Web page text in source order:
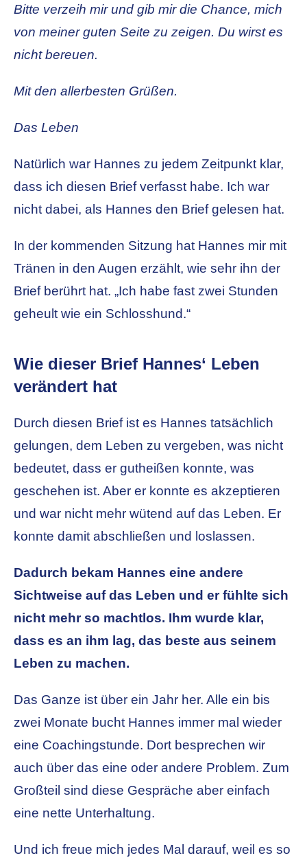
Bitte verzeih mir und gib mir die Chance, mich
von meiner guten Seite zu zeigen. Du wirst es
nicht bereuen.
Mit den allerbesten Grüßen.
Das Leben
Natürlich war Hannes zu jedem Zeitpunkt klar,
dass ich diesen Brief verfasst habe. Ich war
nicht dabei, als Hannes den Brief gelesen hat.
In der kommenden Sitzung hat Hannes mir mit
Tränen in den Augen erzählt, wie sehr ihn der
Brief berührt hat. „Ich habe fast zwei Stunden
geheult wie ein Schlosshund.“
Wie dieser Brief Hannes‘ Leben
verändert hat
Durch diesen Brief ist es Hannes tatsächlich
gelungen, dem Leben zu vergeben, was nicht
bedeutet, dass er gutheißen konnte, was
geschehen ist. Aber er konnte es akzeptieren
und war nicht mehr wütend auf das Leben. Er
konnte damit abschließen und loslassen.
Dadurch bekam Hannes eine andere
Sichtweise auf das Leben und er fühlte sich
nicht mehr so machtlos. Ihm wurde klar,
dass es an ihm lag, das beste aus seinem
Leben zu machen.
Das Ganze ist über ein Jahr her. Alle ein bis
zwei Monate bucht Hannes immer mal wieder
eine Coachingstunde. Dort besprechen wir
auch über das eine oder andere Problem. Zum
Großteil sind diese Gespräche aber einfach
eine nette Unterhaltung.
Und ich freue mich jedes Mal darauf, weil es so